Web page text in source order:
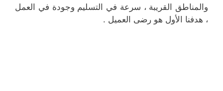
والمناطق القريبة ، سرعة في التسليم وجودة في العمل
، هدفنا الأول هو رضى العميل .